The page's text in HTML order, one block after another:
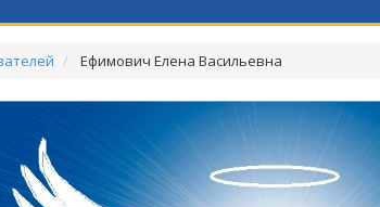
Ефимович Елена Васильевна